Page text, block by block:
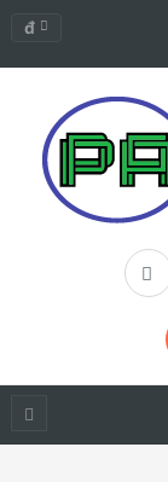
đ